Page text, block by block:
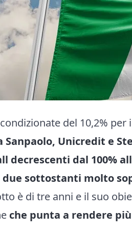
del 10,2%
Sanpaolo, Unicredit e
decrescenti dal 100%
due sottostanti molto
è di tre anni e il suo
che punta a rendere